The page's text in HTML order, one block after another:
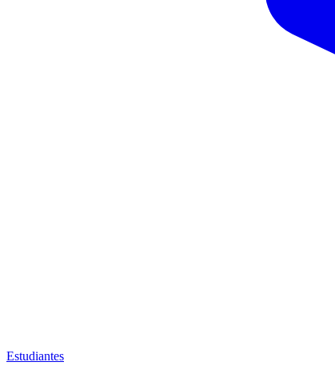
Estudiantes